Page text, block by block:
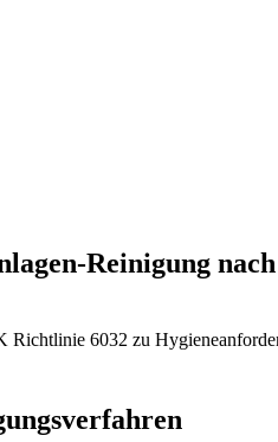
Reinigung
6032 zu